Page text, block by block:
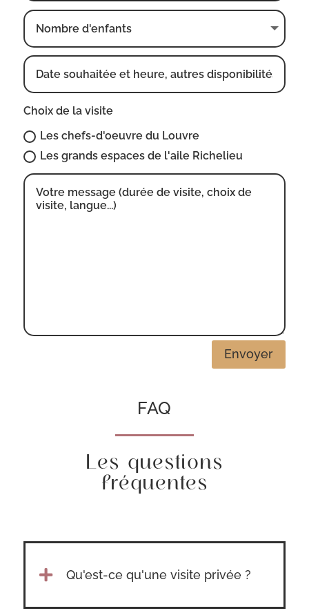
Choix de la visite
Les chefs-d'oeuvre du Louvre
Les grands espaces de l'aile Richelieu
Envoyer
FAQ
Les questions
fréquentes
 Qu'est-ce qu'une visite privée ?